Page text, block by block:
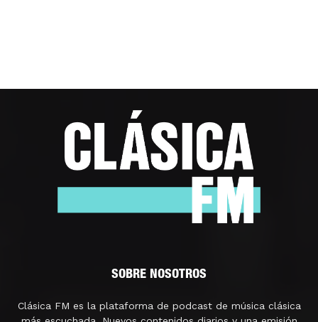
SOBRE NOSOTROS
Clásica FM es la plataforma de podcast de música clásica